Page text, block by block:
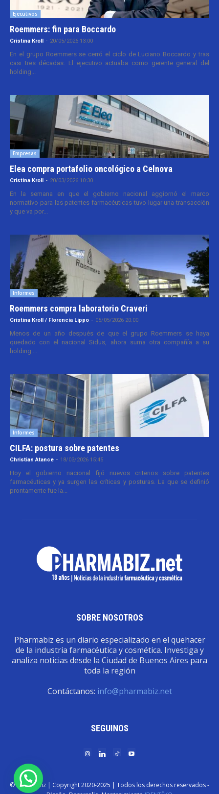
Ejecutivos
Roemmers: fin para Boccardo
Cristina Kroll - 20/05/2026 13:00
En el grupo Roemmers se cerró el ciclo de Luciano Boccardo y tras
casi tres décadas. El ejecutivo actuaba como gerente general del
holding...
Empresas
Elea compra portafolio oncológico a Celnova
Cristina Kroll - 20/03/2026 10:30
En la semana en que el gobierno nacional aggiornó el marco
normativo para las patentes farmacéuticas tuvo lugar una transacción
y que va por...
Informes
Roemmers compra laboratorio Craveri
Cristina Kroll / Florencia Lippo - 05/05/2026 20:00
Menos de un año después de que el grupo Roemmers se haya
quedado con el nacional Sidus, ahora suma otra compañía a su
holding....
Informes
CILFA: postura sobre patentes
Christian Atance - 18/03/2026 15:45
Hoy el gobierno nacional fijó nuevos criterios sobre patentes
farmacéuticas y ya surgen las críticas y posturas. La que se definió
prontamente fue la...
SOBRE NOSOTROS
Pharmabiz es un diario especializado en el quehacer
de la industria farmacéutica y cosmética. Investiga y
analiza noticias desde la Ciudad de Buenos Aires para
toda la región
Contáctanos: info@pharmabiz.net
SEGUINOS
© Pharmabiz | Copyrıght 2020-2025 | Todos los derechos reservados -